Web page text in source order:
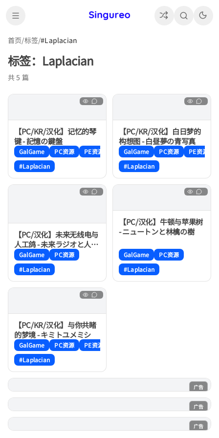
首页/标签/#Laplacian
标签：Laplacian
共 5 篇
【PC/KR/汉化】记忆的琴
键 - 記憶の鍵盤
GalGame PC资源
PE资源
#Laplacian
【PC/KR/汉化】白日梦的
构想图 - 白昼夢の青写真
GalGame PC资源
PE资源
#Laplacian
【PC/汉化】未来无线电与
人工鸽 - 未来ラジオと人工
鳩GalGame
PC资源
#Laplacian
【PC/汉化】牛顿与苹果树
- ニュートンと林檎の樹
GalGame
PC资源
#Laplacian
【PC/KR/汉化】与你共睹
的梦境 - キミトユメミシ
GalGame PC资源
PE资源
#Laplacian
广告
电子魅魔
广告
魔法喵
广告